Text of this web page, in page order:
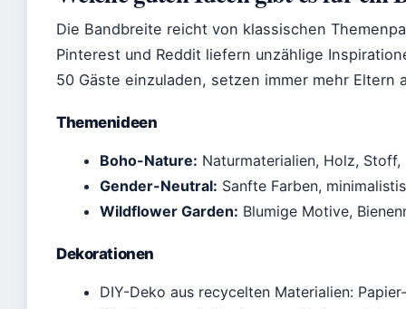
Die Bandbreite reicht von klassischen
Pinterest und Reddit liefern unzählige
50 Gäste einzuladen, setzen immer mehr Eltern
Themenideen
Boho-Nature: Naturmaterialien, Holz,
Gender-Neutral: Sanfte Farben,
Wildflower Garden: Blumige Motive,
Dekorationen
DIY-Deko aus recycelten Materialien: